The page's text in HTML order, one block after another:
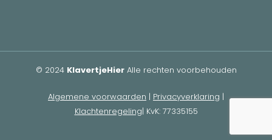
© 2024 KlavertjeHierAlle rechten voorbehouden
Algemene voorwaarden | Privacyverklaring |
Klachtenregeling| KvK: 77335155